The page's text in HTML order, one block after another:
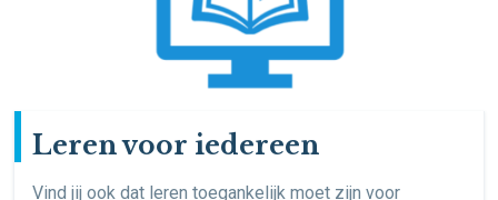
Leren voor iedereen
Vind jij ook dat leren toegankelijk moet zijn voor